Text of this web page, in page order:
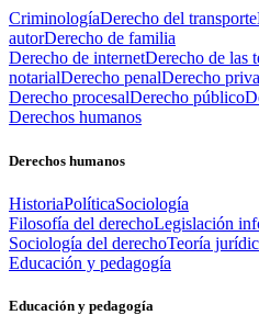
CriminologíaDerecho del transporte
autorDerecho de familia
Derecho de internetDerecho de las
notarialDerecho penalDerecho
Derecho procesalDerecho público
Derechos humanos
Derechos humanos
HistoriaPolíticaSociología
Filosofía del derechoLegislación
Sociología del derechoTeoría
Educación y pedagogía
Educación y pedagogía